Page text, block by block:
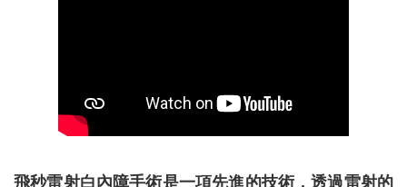
飛秒雷射白內障手術是一項先進的技術，透過雷射的